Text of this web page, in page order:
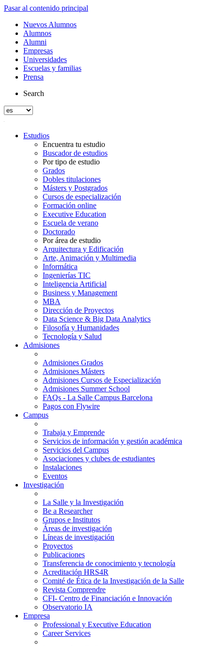
Pasar al contenido principal
Nuevos Alumnos
Alumnos
Alumni
Empresas
Universidades
Escuelas y familias
Prensa
Search
Estudios
Encuentra tu estudio
Buscador de estudios
Por tipo de estudio
Grados
Dobles titulaciones
Másters y Postgrados
Cursos de especialización
Formación online
Executive Education
Escuela de verano
Doctorado
Por área de estudio
Arquitectura y Edificación
Arte, Animación y Multimedia
Informática
Ingenierías TIC
Inteligencia Artificial
Business y Management
MBA
Dirección de Proyectos
Data Science & Big Data Analytics
Filosofía y Humanidades
Tecnología y Salud
Admisiones
Admisiones Grados
Admisiones Másters
Admisiones Cursos de Especialización
Admisiones Summer School
FAQs - La Salle Campus Barcelona
Pagos con Flywire
Campus
Trabaja y Emprende
Servicios de información y gestión académica
Servicios del Campus
Asociaciones y clubes de estudiantes
Instalaciones
Eventos
Investigación
La Salle y la Investigación
Be a Researcher
Grupos e Institutos
Áreas de investigación
Líneas de investigación
Proyectos
Publicaciones
Transferencia de conocimiento y tecnología
Acreditación HRS4R
Comité de Ética de la Investigación de la Salle
Revista Comprendre
CFI- Centro de Financiación e Innovación
Observatorio IA
Empresa
Professional y Executive Education
Career Services